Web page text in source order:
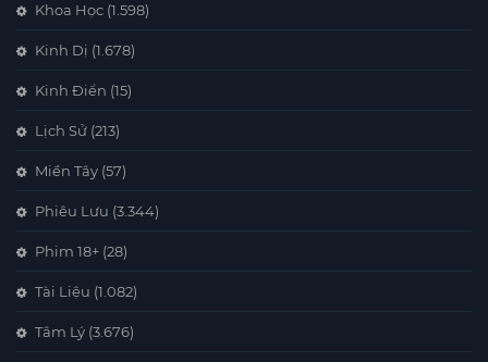
Khoa Học (1.598)
Kinh Dị (1.678)
Kinh Điển (15)
Lịch Sử (213)
Miền Tây (57)
Phiêu Lưu (3.344)
Phim 18+ (28)
Tài Liệu (1.082)
Tâm Lý (3.676)